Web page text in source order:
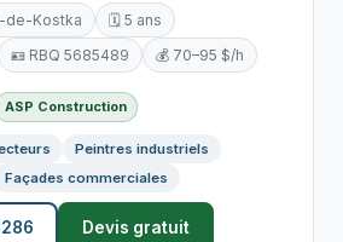
de-Kostka
🗓️ 5 ans
🪪 RBQ 5685489 💰 70–95 $/h
ASP Construction
Peintres industriels
Façades commerciales
Devis gratuit